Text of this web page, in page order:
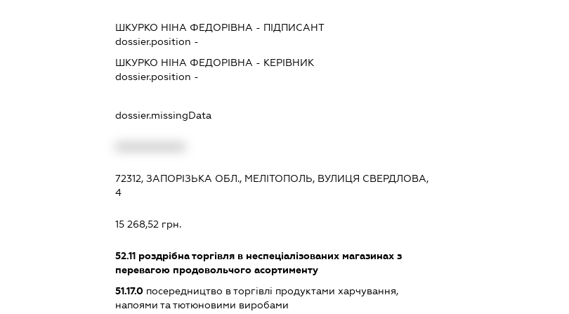
ШКУРКО НІНА ФЕДОРІВНА - ПІДПИСАНТ
dossier.position -
ШКУРКО НІНА ФЕДОРІВНА - КЕРІВНИК
dossier.position -
dossier.missingData
72312, ЗАПОРІЗЬКА ОБЛ., МЕЛІТОПОЛЬ, ВУЛИЦЯ СВЕРДЛОВА,
4
15 268,52 грн.
52.11 роздрібна торгівля в неспеціалізованих магазинах з
перевагою продовольчого асортименту
51.17.0 посередництво в торгівлі продуктами харчування,
напоями та тютюновими виробами